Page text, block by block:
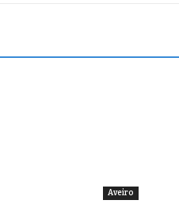
Aveiro